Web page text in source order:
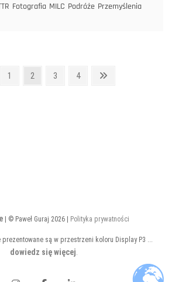
Fotografia MILC Podróże Przemyślenia
Strona
1 Strona
2 Strona
3 Strona
4
| © Paweł Guraj 2026 | Polityka prywatności
prezentowane są w przestrzeni koloru Display P3 ...
dowiedz się więcej